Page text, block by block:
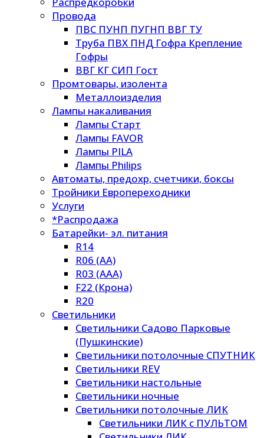
Провода
ПВС ПУНП ПУГНП ВВГ ТУ
Труба ПВХ ПНД Гофра Крепление
Гофры
ВВГ КГ СИП Гост
Промтовары, изолента
Металлоизделия
Лампы накаливания
Лампы Старт
Лампы FAVOR
Лампы PILA
Лампы Philips
Автоматы, предохр, счетчики, боксы
Тройники Европереходники
Услуги
*Распродажа
Батарейки- эл. питания
R14
R06 (AA)
R03 (AAA)
F22 (Крона)
R20
Светильники
Светильники Садово Парковые
(Пушкинские)
Светильники потолочные СПУТНИК
Светильники REV
Светильники настольные
Светильники ночные
Светильники потолочные ЛИК
Светильники ЛИК с ПУЛЬТОМ